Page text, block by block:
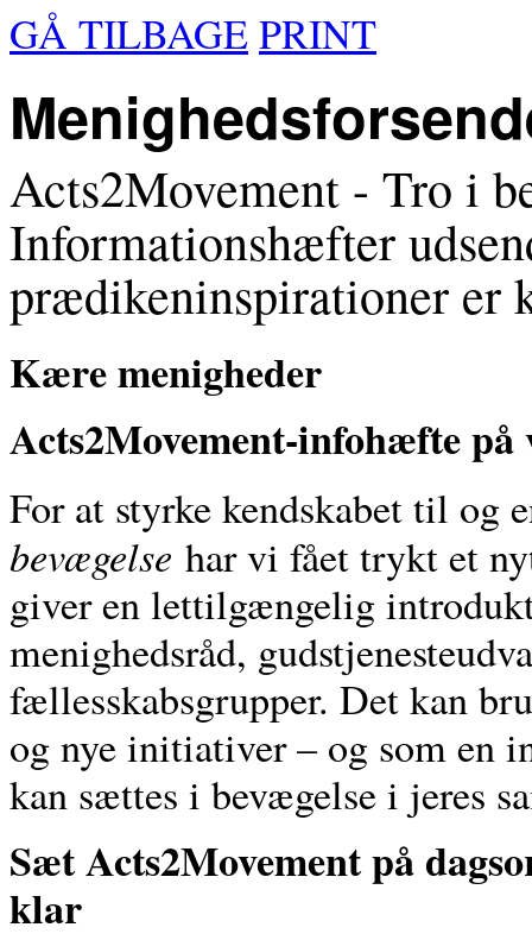
GÅ TILBAGEPRINT
Acts2Movement - Tro i
Informationshæfter
prædikeninspirationer er
Kære menigheder
Acts2Movement-infohæfte
For at styrke kendskabet til og
bevægelse har vi fået trykt et
giver en lettilgængelig
menighedsråd,
fællesskabsgrupper. Det kan
og nye initiativer – og som en
kan sættes i bevægelse i jeres
Sæt Acts2Movement på
klar